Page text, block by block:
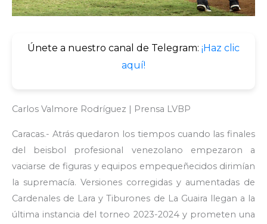
Únete a nuestro canal de Telegram: ¡Haz clic
aquí!
Carlos Valmore Rodríguez | Prensa LVBP
Caracas.- Atrás quedaron los tiempos cuando las finales
del beisbol profesional venezolano empezaron a
vaciarse de figuras y equipos empequeñecidos dirimían
la supremacía. Versiones corregidas y aumentadas de
Cardenales de Lara y Tiburones de La Guaira llegan a la
última instancia del torneo 2023-2024 y prometen una